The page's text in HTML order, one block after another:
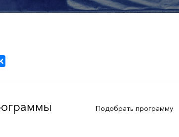
Подобрать программу